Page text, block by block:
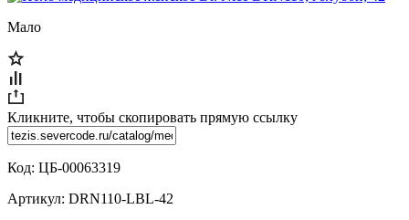
Мало
Кликните, чтобы скопировать прямую ссылку
Код: ЦБ-00063319
Артикул: DRN110-LBL-42